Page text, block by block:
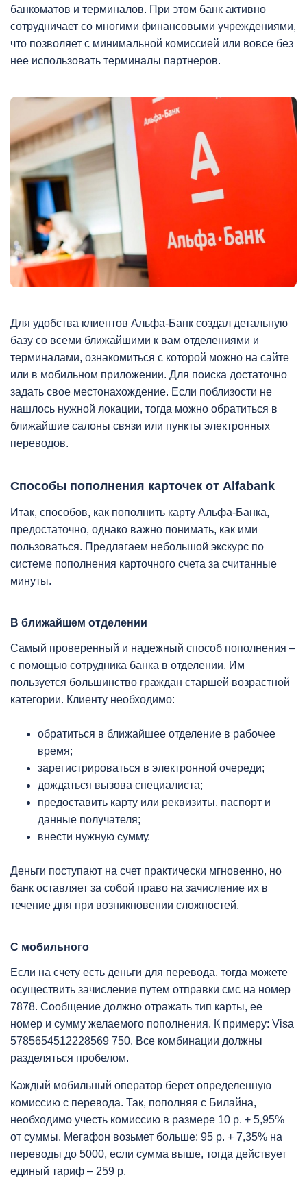
банкоматов и терминалов. При этом банк активно
сотрудничает со многими финансовыми учреждениями,
что позволяет с минимальной комиссией или вовсе без
нее использовать терминалы партнеров.
Для удобства клиентов Альфа-Банк создал детальную
базу со всеми ближайшими к вам отделениями и
терминалами, ознакомиться с которой можно на сайте
или в мобильном приложении. Для поиска достаточно
задать свое местонахождение. Если поблизости не
нашлось нужной локации, тогда можно обратиться в
ближайшие салоны связи или пункты электронных
переводов.
Способы пополнения карточек от Alfabank
Итак, способов, как пополнить карту Альфа-Банка,
предостаточно, однако важно понимать, как ими
пользоваться. Предлагаем небольшой экскурс по
системе пополнения карточного счета за считанные
минуты.
В ближайшем отделении
Самый проверенный и надежный способ пополнения –
с помощью сотрудника банка в отделении. Им
пользуется большинство граждан старшей возрастной
категории. Клиенту необходимо:
обратиться в ближайшее отделение в рабочее
время;
зарегистрироваться в электронной очереди;
дождаться вызова специалиста;
предоставить карту или реквизиты, паспорт и
данные получателя;
внести нужную сумму.
Деньги поступают на счет практически мгновенно, но
банк оставляет за собой право на зачисление их в
течение дня при возникновении сложностей.
С мобильного
Если на счету есть деньги для перевода, тогда можете
осуществить зачисление путем отправки смс на номер
7878. Сообщение должно отражать тип карты, ее
номер и сумму желаемого пополнения. К примеру: Visa
5785654512228569 750. Все комбинации должны
разделяться пробелом.
Каждый мобильный оператор берет определенную
комиссию с перевода. Так, пополняя с Билайна,
необходимо учесть комиссию в размере 10 р. + 5,95%
от суммы. Мегафон возьмет больше: 95 р. + 7,35% на
переводы до 5000, если сумма выше, тогда действует
единый тариф – 259 р.